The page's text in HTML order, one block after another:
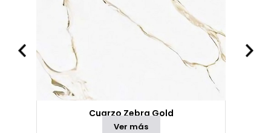
Cuarzo Zebra Gold
Ver más